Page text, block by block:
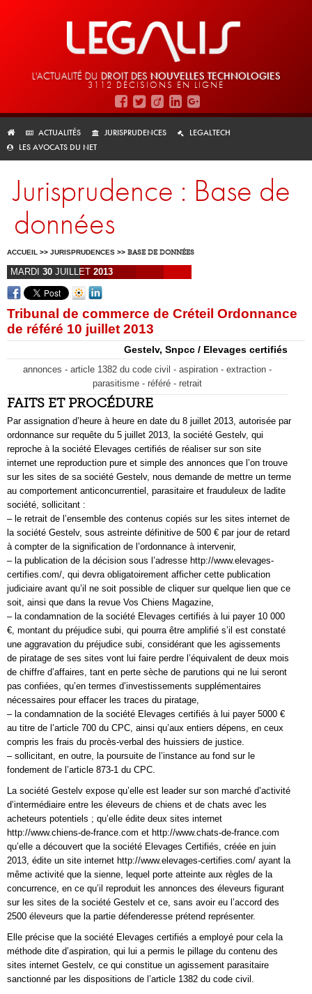
L'ACTUALITÉ DU DROIT DES NOUVELLES TECHNOLOGIES
3112 DÉCISIONS EN LIGNE
ACTUALITÉS JURISPRUDENCES
LEGALTECH
LES AVOCATS DU NET
Jurisprudence : Base de
données
ACCUEIL >> JURISPRUDENCES >> BASE DE DONNÉES
MARDI 30 JUILLET 2013
Tribunal de commerce de Créteil Ordonnance
de référé 10 juillet 2013
Gestelv, Snpcc / Elevages certifiés
annonces - article 1382 du code civil - aspiration - extraction -
parasitisme - référé - retrait
FAITS ET PROCÉDURE
Par assignation d’heure à heure en date du 8 juillet 2013, autorisée par
ordonnance sur requête du 5 juillet 2013, la société Gestelv, qui
reproche à la société Elevages certifiés de réaliser sur son site
internet une reproduction pure et simple des annonces que l’on trouve
sur les sites de sa société Gestelv, nous demande de mettre un terme
au comportement anticoncurrentiel, parasitaire et frauduleux de ladite
société, sollicitant :
– le retrait de l’ensemble des contenus copiés sur les sites internet de
la société Gestelv, sous astreinte définitive de 500 € par jour de retard
à compter de la signification de l’ordonnance à intervenir,
– la publication de la décision sous l’adresse http://www.elevages-
certifies.com/, qui devra obligatoirement afficher cette publication
judiciaire avant qu’il ne soit possible de cliquer sur quelque lien que ce
soit, ainsi que dans la revue Vos Chiens Magazine,
– la condamnation de la société Elevages certifiés à lui payer 10 000
€, montant du préjudice subi, qui pourra être amplifié s’il est constaté
une aggravation du préjudice subi, considérant que les agissements
de piratage de ses sites vont lui faire perdre l’équivalent de deux mois
de chiffre d’affaires, tant en perte sèche de parutions qui ne lui seront
pas confiées, qu’en termes d’investissements supplémentaires
nécessaires pour effacer les traces du piratage,
– la condamnation de la société Elevages certifiés à lui payer 5000 €
au titre de l’article 700 du CPC, ainsi qu’aux entiers dépens, en ceux
compris les frais du procès-verbal des huissiers de justice.
– sollicitant, en outre, la poursuite de l’instance au fond sur le
fondement de l’article 873-1 du CPC.
La société Gestelv expose qu’elle est leader sur son marché d’activité
d’intermédiaire entre les éleveurs de chiens et de chats avec les
acheteurs potentiels ; qu’elle édite deux sites internet
http://www.chiens-de-france.com et http://www.chats-de-france.com
qu’elle a découvert que la société Elevages Certifiés, créée en juin
2013, édite un site internet http://www.elevages-certifies.com/ ayant la
même activité que la sienne, lequel porte atteinte aux règles de la
concurrence, en ce qu’il reproduit les annonces des éleveurs figurant
sur les sites de la société Gestelv et ce, sans avoir eu l’accord des
2500 éleveurs que la partie défenderesse prétend représenter.
Elle précise que la société Elevages certifiés a employé pour cela la
méthode dite d’aspiration, qui lui a permis le pillage du contenu des
sites internet Gestelv, ce qui constitue un agissement parasitaire
sanctionné par les dispositions de l’article 1382 du code civil.